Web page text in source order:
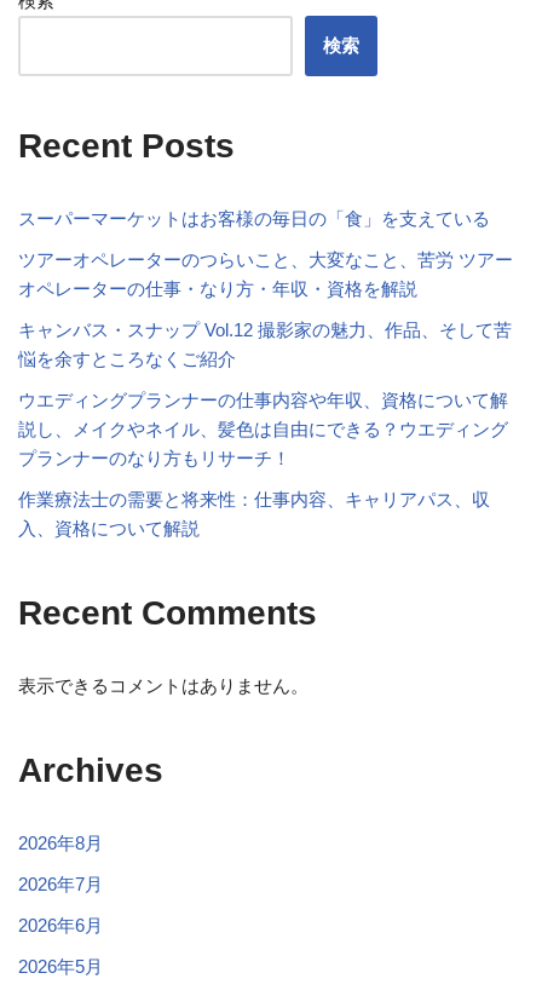
検索
Recent Posts
スーパーマーケットはお客様の毎日の「食」を支えている
ツアーオペレーターのつらいこと、大変なこと、苦労 ツアー
オペレーターの仕事・なり方・年収・資格を解説
キャンバス・スナップ Vol.12 撮影家の魅力、作品、そして苦
悩を余すところなくご紹介
ウエディングプランナーの仕事内容や年収、資格について解
説し、メイクやネイル、髪色は自由にできる？ウエディング
プランナーのなり方もリサーチ！
作業療法士の需要と将来性：仕事内容、キャリアパス、収
入、資格について解説
Recent Comments
表示できるコメントはありません。
Archives
2026年8月
2026年7月
2026年6月
2026年5月